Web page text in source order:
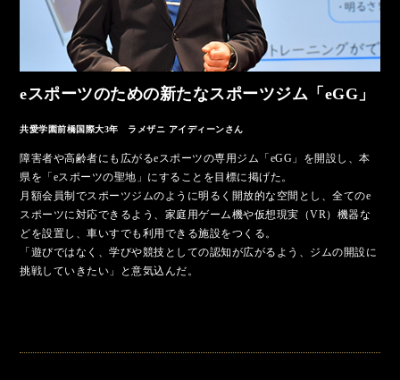
eスポーツのための新たなスポーツジム「eGG」
共愛学園前橋国際大3年 ラメザニ アイディーンさん
障害者や高齢者にも広がるeスポーツの専用ジム「eGG」を開設し、本
県を「eスポーツの聖地」にすることを目標に掲げた。
月額会員制でスポーツジムのように明るく開放的な空間とし、全てのe
スポーツに対応できるよう、家庭用ゲーム機や仮想現実（VR）機器な
どを設置し、車いすでも利用できる施設をつくる。
「遊びではなく、学びや競技としての認知が広がるよう、ジムの開設に
挑戦していきたい」と意気込んだ。